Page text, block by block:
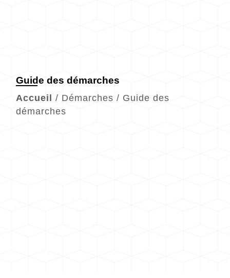
Guide des démarches
Accueil / Démarches / Guide des
démarches